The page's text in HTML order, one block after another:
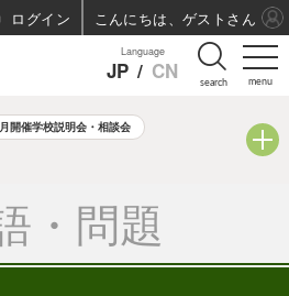
menu
Language
JP / CN search
開催学校説明会・相談会
・問題
ログイン こんにちは、ゲストさん